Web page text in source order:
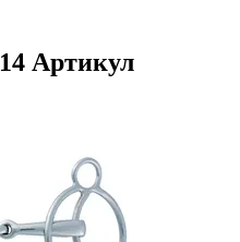
Артикул